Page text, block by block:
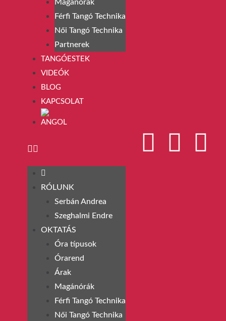
Magánórák
Férfi Tangó Technika
Női Tangó Technika
Partnerek
TANGÓESTEK
VIDEÓK
BLOG
KAPCSOLAT
RÓLUNK
Serbán Andrea
Szeghalmi Endre
OKTATÁS
Óra típusok
Órarend
Árak
Magánórák
Férfi Tangó Technika
Női Tangó Technika